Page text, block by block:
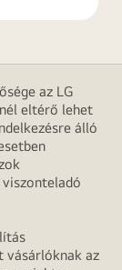
az LG
eltérő lehet
álló
viszonteladó
vásárlóknak az